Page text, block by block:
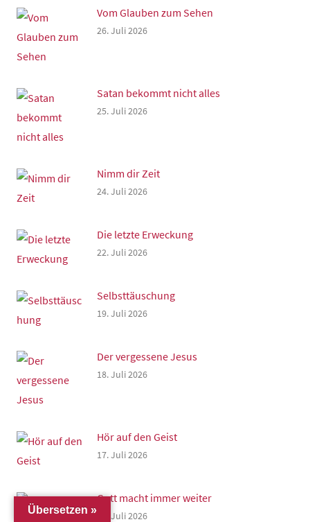
Vom Glauben zum Sehen
26. Juli 2026
Satan bekommt nicht alles
25. Juli 2026
Nimm dir Zeit
24. Juli 2026
Die letzte Erweckung
22. Juli 2026
Selbsttäuschung
19. Juli 2026
Der vergessene Jesus
18. Juli 2026
Hör auf den Geist
17. Juli 2026
Gott macht immer weiter
15. Juli 2026
Übersetzen »